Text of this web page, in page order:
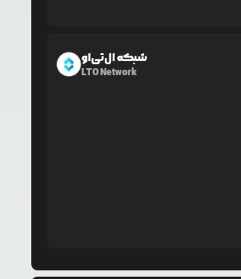
شبکه ال‌تی‌او
LTO Network